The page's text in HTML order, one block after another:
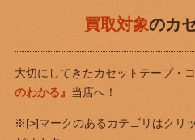
買取対象のカ
大切にしてきたカセットテープ・
のわかる』 当店へ！
※[>]マークのあるカテゴリはクリ